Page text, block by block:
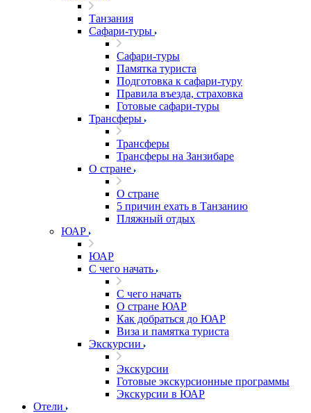
Танзания
Сафари-туры
Сафари-туры
Памятка туриста
Подготовка к сафари-туру
Правила въезда, страховка
Готовые сафари-туры
Трансферы
Трансферы
Трансферы на Занзибаре
О стране
О стране
5 причин ехать в Танзанию
Пляжный отдых
ЮАР
ЮАР
С чего начать
С чего начать
О стране ЮАР
Как добраться до ЮАР
Виза и памятка туриста
Экскурсии
Экскурсии
Готовые экскурсионные программы
Экскурсии в ЮАР
Отели